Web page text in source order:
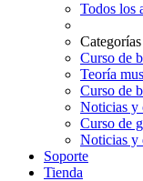
Todos los
Categorías
Curso de
Teoría
Curso de
Noticias y
Curso de
Noticias y
Soporte
Tienda